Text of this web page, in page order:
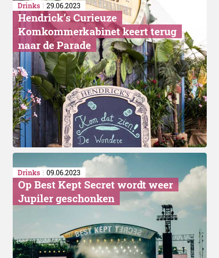
Drinks 29.06.2023
Hendrick’s Curieuze
Komkommerkabinet keert terug
naar de Parade
Drinks 09.06.2023
Op Best Kept Secret wordt weer
Jupiler geschonken